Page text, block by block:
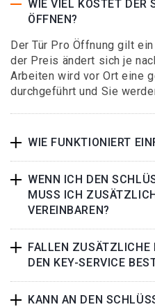
WIE VIEL KOSTET DER
ÖFFNEN?
Der Tür Pro Öffnung gilt
der Preis ändert sich je
Arbeiten wird vor Ort eine
durchgeführt und Sie
WIE FUNKTIONIERT
WENN ICH DEN
MUSS ICH
VEREINBAREN?
FALLEN ZUSÄTZLICHE
DEN KEY-SERVICE
KANN AN DEN